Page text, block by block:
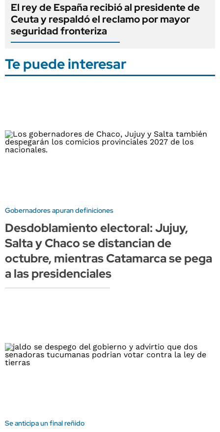
El rey de España recibió al presidente de
Ceuta y respaldó el reclamo por mayor
seguridad fronteriza
Te puede interesar
Gobernadores apuran definiciones
Desdoblamiento electoral: Jujuy,
Salta y Chaco se distancian de
octubre, mientras Catamarca se pega
a las presidenciales
Se anticipa un final reñido